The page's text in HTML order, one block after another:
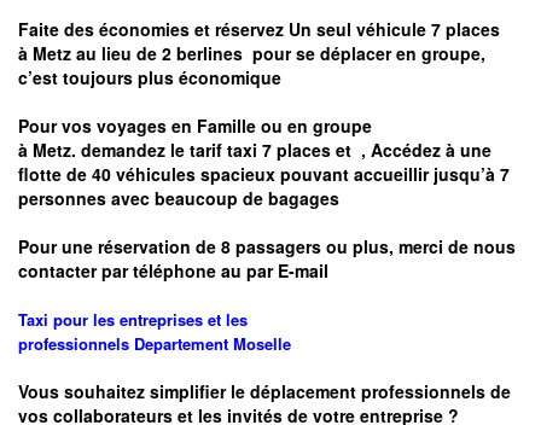
Faite des économies et réservez Un seul véhicule 7 places
à Metz au lieu de 2 berlines pour se déplacer en groupe,
c’est toujours plus économique
Pour vos voyages en Famille ou en groupe
à Metz. demandez le tarif taxi 7 places et , Accédez à une
flotte de 40 véhicules spacieux pouvant accueillir jusqu’à 7
personnes avec beaucoup de bagages
Pour une réservation de 8 passagers ou plus, merci de nous
contacter par téléphone au par E-mail
Taxi pour les entreprises et les
professionnels Departement Moselle
Vous souhaitez simplifier le déplacement professionnels de
vos collaborateurs et les invités de votre entreprise ?